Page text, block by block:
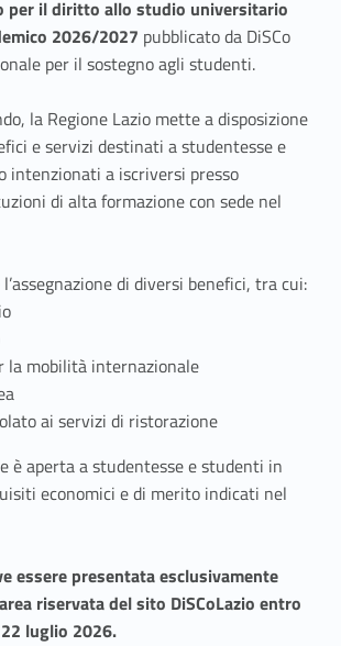
per il diritto allo studio universitario
2026/2027 pubblicato da DiSCo
per il sostegno agli studenti.
la Regione Lazio mette a disposizione
e servizi destinati a studentesse e
a iscriversi presso
di alta formazione con sede nel
di diversi benefici, tra cui:
la mobilità internazionale
ai servizi di ristorazione
è aperta a studentesse e studenti in
economici e di merito indicati nel
essere presentata esclusivamente
riservata del sito DiSCoLazio entro
luglio 2026.